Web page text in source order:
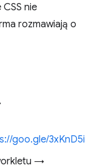
nie
rozmawiają o
goo.gle/3xKnD5i
→